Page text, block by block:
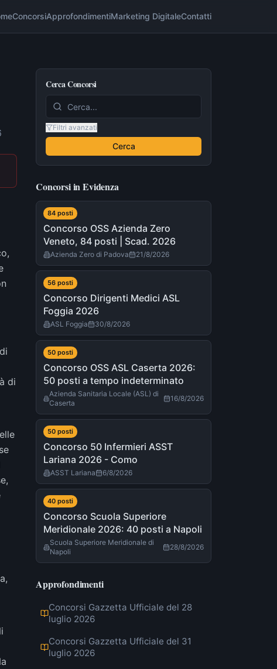
ConcorsiApprofondimentiMarketing DigitaleContatti
di
Cerca Concorsi
Filtri avanzati
Cerca
Concorsi in Evidenza
84 posti
Concorso OSS Azienda Zero
Veneto, 84 posti | Scad. 2026
Azienda Zero di Padova 21/8/2026
56 posti
Concorso Dirigenti Medici ASL
Foggia 2026
ASL Foggia 30/8/2026
50 posti
Concorso OSS ASL Caserta 2026:
50 posti a tempo indeterminato
Azienda Sanitaria Locale (ASL) di
Caserta
16/8/2026
50 posti
Concorso 50 Infermieri ASST
Lariana 2026 - Como
ASST Lariana 6/8/2026
40 posti
Concorso Scuola Superiore
Meridionale 2026: 40 posti a Napoli
Scuola Superiore Meridionale di
Napoli
28/8/2026
Approfondimenti
Concorsi Gazzetta Ufficiale del 28
luglio 2026
Concorsi Gazzetta Ufficiale del 31
luglio 2026